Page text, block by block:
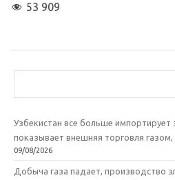
53 909
Узбекистан все больше импортирует
показывает внешняя торговля
09/08/2026
Добыча газа падает, производство